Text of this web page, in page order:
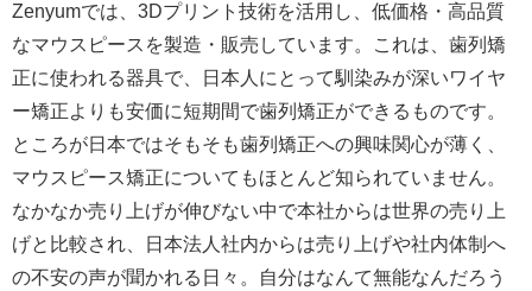
Zenyumでは、3Dプリント技術を活用し、低価格・高品質
なマウスピースを製造・販売しています。これは、歯列矯
正に使われる器具で、日本人にとって馴染みが深いワイヤ
ー矯正よりも安価に短期間で歯列矯正ができるものです。
ところが日本ではそもそも歯列矯正への興味関心が薄く、
マウスピース矯正についてもほとんど知られていません。
なかなか売り上げが伸びない中で本社からは世界の売り上
げと比較され、日本法人社内からは売り上げや社内体制へ
の不安の声が聞かれる日々。自分はなんて無能なんだろう